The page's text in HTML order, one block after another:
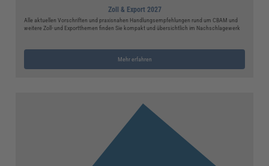
Zoll & Export 2027
Alle aktuellen Vorschriften und praxisnahen Handlungsempfehlungen rund um CBAM und
weitere Zoll- und Exportthemen finden Sie kompakt und übersichtlich im Nachschlagewerk
Mehr erfahren